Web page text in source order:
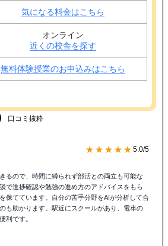
気になる料金はこちら
オンライン
近くの校舎を探す
無料体験授業のお申込みはこちら
口コミ抜粋
★★★★★ 5.0/5
るので、時間に縛られず部活との両立も可能な
で進捗確認や勉強の進め方のアドバイスをもら
保てています。自分の苦手分野をAIが分析して合
も助かります。駅近にスクールがあり、電車の
利です。